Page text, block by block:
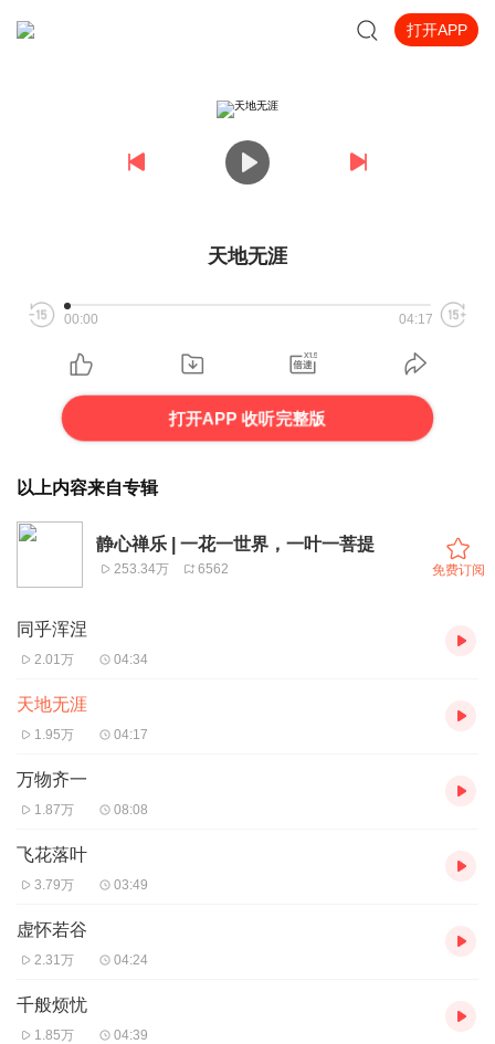
打开APP
天地无涯
00:00 04:17
打开APP 收听完整版
以上内容来自专辑
静心禅乐 | 一花一世界，一叶一菩提
253.34万 6562 免费订阅
同乎浑涅
2.01万 04:34
天地无涯
1.95万 04:17
万物齐一
1.87万 08:08
飞花落叶
3.79万 03:49
虚怀若谷
2.31万 04:24
千般烦忧
1.85万 04:39